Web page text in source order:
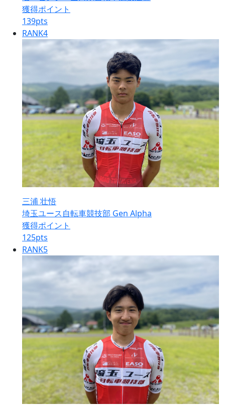
獲得ポイント
139pts
RANK4
三浦 壮悟
埼玉ユース自転車競技部 Gen Alpha
獲得ポイント
125pts
RANK5